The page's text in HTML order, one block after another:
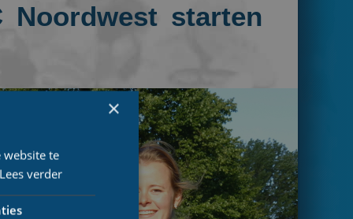
Noordwest starten
×
website te
Lees verder